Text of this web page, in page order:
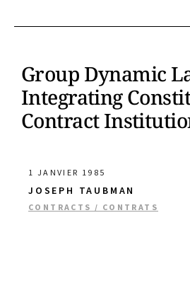
Group Dynamic
Integrating
Contract
1 JANVIER 1985
JOSEPH TAUBMAN
CONTRACTS / CONTRATS